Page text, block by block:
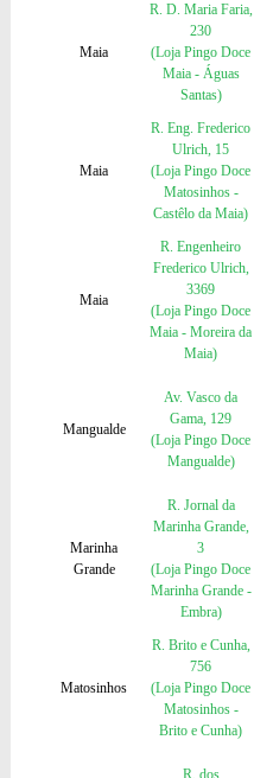
Maia
R. D. Maria Faria,
230
(Loja Pingo Doce
Maia - Águas
Santas)
Maia
R. Eng. Frederico
Ulrich, 15
(Loja Pingo Doce
Matosinhos -
Castêlo da Maia)
Maia
R. Engenheiro
Frederico Ulrich,
3369
(Loja Pingo Doce
Maia - Moreira da
Maia)
Mangualde
Av. Vasco da
Gama, 129
(Loja Pingo Doce
Mangualde)
Marinha
Grande
R. Jornal da
Marinha Grande,
3
(Loja Pingo Doce
Marinha Grande -
Embra)
Matosinhos
R. Brito e Cunha,
756
(Loja Pingo Doce
Matosinhos -
Brito e Cunha)
R. dos